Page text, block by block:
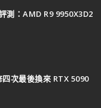
測：AMD R9 9950X3D2
次最後換來 RTX 5090